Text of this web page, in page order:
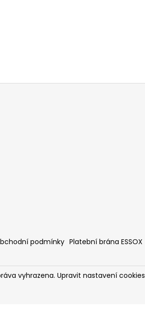
podmínky Platební brána ESSOX
vyhrazena. Upravit nastavení cookies